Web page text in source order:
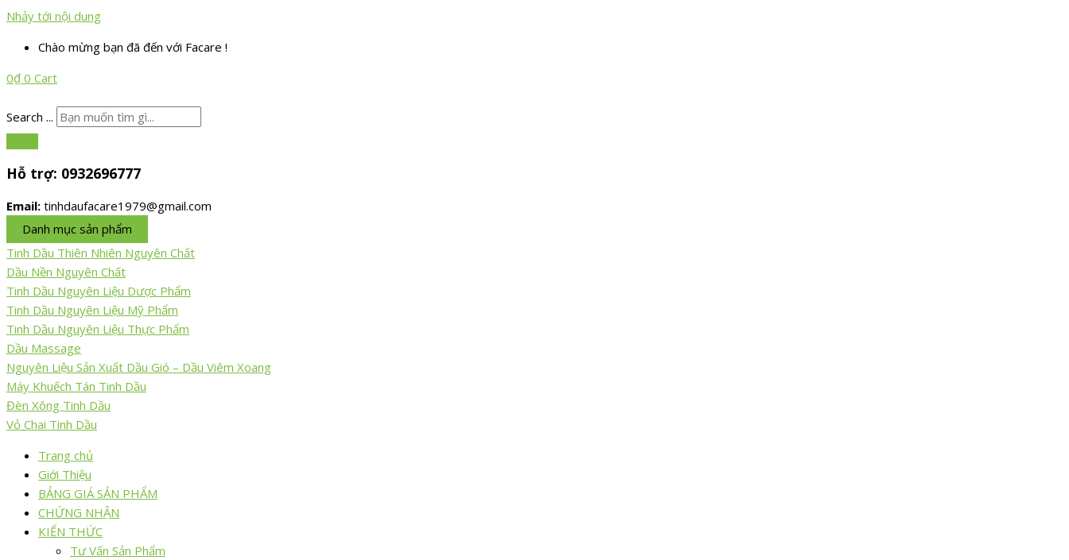
Nhảy tới nội dung
Chào mừng bạn đã đến với Facare !
0₫ 0 Cart
Search ...
Hỗ trợ: 0932696777
Email: tinhdaufacare1979@gmail.com
Danh mục sản phẩm
Tinh Dầu Thiên Nhiên Nguyên Chất
Dầu Nền Nguyên Chất
Tinh Dầu Nguyên Liệu Dược Phẩm
Tinh Dầu Nguyên Liệu Mỹ Phẩm
Tinh Dầu Nguyên Liệu Thực Phẩm
Dầu Massage
Nguyên Liệu Sản Xuất Dầu Gió – Dầu Viêm Xoang
Máy Khuếch Tán Tinh Dầu
Đèn Xông Tinh Dầu
Vỏ Chai Tinh Dầu
Trang chủ
Giới Thiệu
BẢNG GIÁ SẢN PHẨM
CHỨNG NHẬN
KIẾN THỨC
Tư Vấn Sản Phẩm